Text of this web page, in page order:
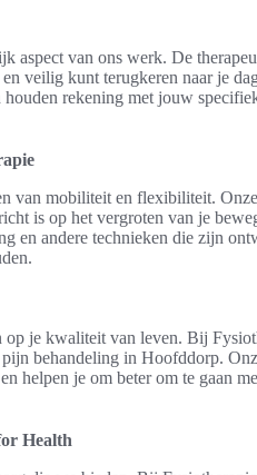
aspect van ons werk. De
veilig kunt terugkeren naar je
rekening met jouw
van mobiliteit en flexibiliteit.
is op het vergroten van je
en andere technieken die zijn
je kwaliteit van leven. Bij
behandeling in Hoofddorp.
helpen je om beter om te gaan
Health